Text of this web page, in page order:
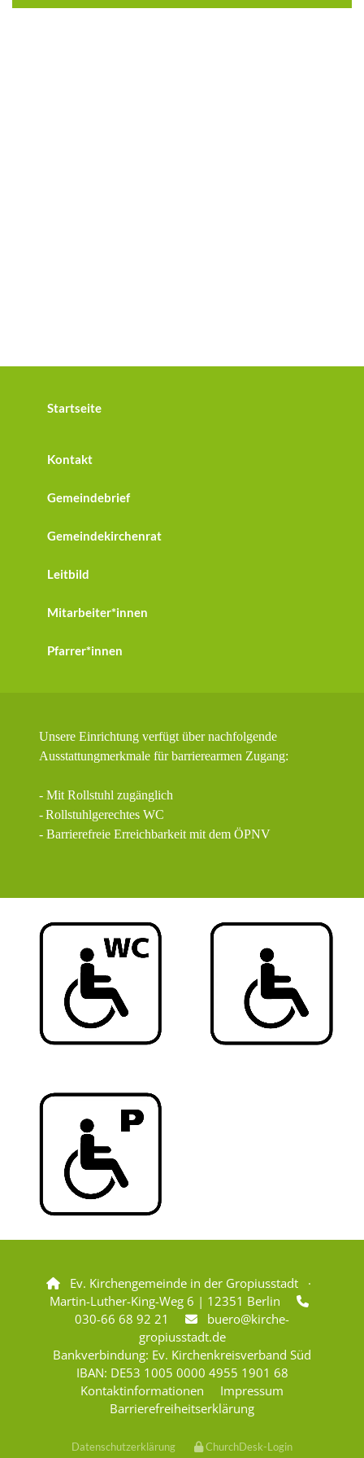
Startseite
Kontakt
Gemeindebrief
Gemeindekirchenrat
Leitbild
Mitarbeiter*innen
Pfarrer*innen
Unsere Einrichtung verfügt über nachfolgende
Ausstattungmerkmale für barrierearmen Zugang:
- Mit Rollstuhl zugänglich
-Rollstuhlgerechtes WC
- Barrierefreie Erreichbarkeit mit dem ÖPNV

Ev. Kirchengemeinde in der Gropiusstadt ·
Martin-Luther-King-Weg 6 | 12351 Berlin

030-66 68 92 21 
buero@kirche-
gropiusstadt.de
Bankverbindung: Ev. Kirchenkreisverband Süd
IBAN: DE53 1005 0000 4955 1901 68
Kontaktinformationen
Impressum
Barrierefreiheitserklärung
Datenschutzerklärung ChurchDesk-Login